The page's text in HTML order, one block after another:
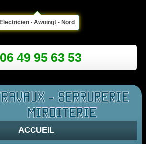
Electricien - Awoingt - Nord
06 49 95 63 53
ACCUEIL